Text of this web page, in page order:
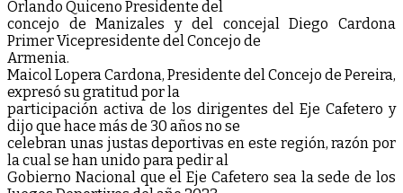
Orlando Quiceno Presidente del
concejo de Manizales y del concejal Diego Cardona
Primer Vicepresidente del Concejo de
Armenia.
Maicol Lopera Cardona, Presidente del Concejo de Pereira,
expresó su gratitud por la
participación activa de los dirigentes del Eje Cafetero y
dijo que hace más de 30 años no se
celebran unas justas deportivas en este región, razón por
la cual se han unido para pedir al
Gobierno Nacional que el Eje Cafetero sea la sede de los